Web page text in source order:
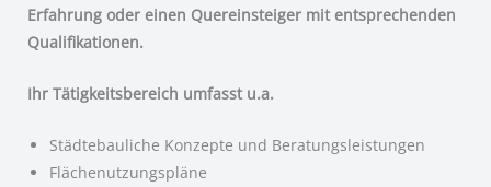
Erfahrung oder einen Quereinsteiger mit entsprechenden
Qualifikationen.
Ihr Tätigkeitsbereich umfasst u.a.
Städtebauliche Konzepte und Beratungsleistungen
Flächenutzungspläne